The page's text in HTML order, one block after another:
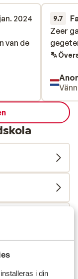
i din
2024
van de
van de
9.7
Zeer
Zeer
Grand